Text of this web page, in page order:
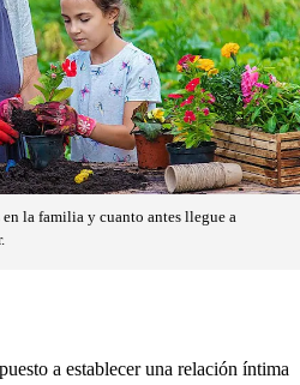
la familia y cuanto antes llegue a
a establecer una relación íntima